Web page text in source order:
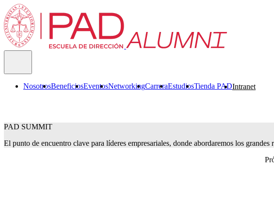
NosotrosBeneficiosEventosNetworkingCarreraEstudiosTienda PADIntranet
PAD SUMMIT
El punto de encuentro clave para líderes empresariales, donde abordaremos los